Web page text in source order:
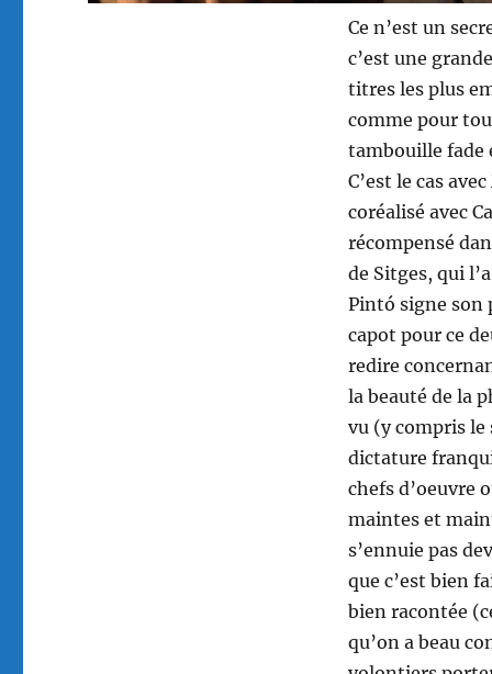
Ce n’est un
c’est une
titres les plus
comme pour
tambouille fade
C’est le cas avec
coréalisé avec
récompensé
de Sitges, qui
Pintó signe son
capot pour ce
redire
la beauté de la
vu (y compris
dictature
chefs d’oeuvre
maintes et
s’ennuie pas
que c’est bien
bien racontée
qu’on a beau